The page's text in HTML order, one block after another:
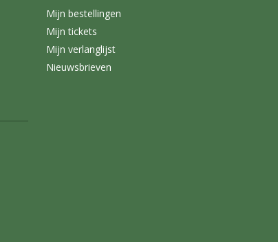
Mijn bestellingen
Mijn tickets
Mijn verlanglijst
Nieuwsbrieven